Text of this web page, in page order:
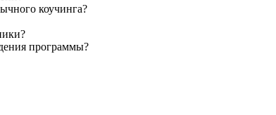
коучинга?
программы?